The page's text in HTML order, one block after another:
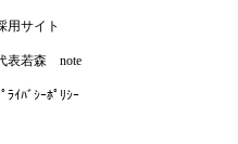
用サイト
表若森 note
ﾗｲﾊﾞｼｰﾎﾟﾘｼｰ